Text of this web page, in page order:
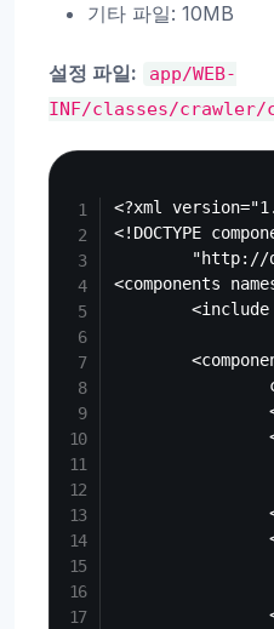
기타 파일: 10MB
설정 파일:
app/WEB-
INF/classes/crawler/
<?xml
<!DOCTYPE
<components